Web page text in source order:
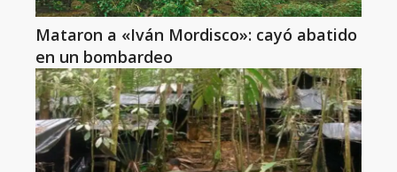
Mataron a «Iván Mordisco»: cayó abatido
en un bombardeo